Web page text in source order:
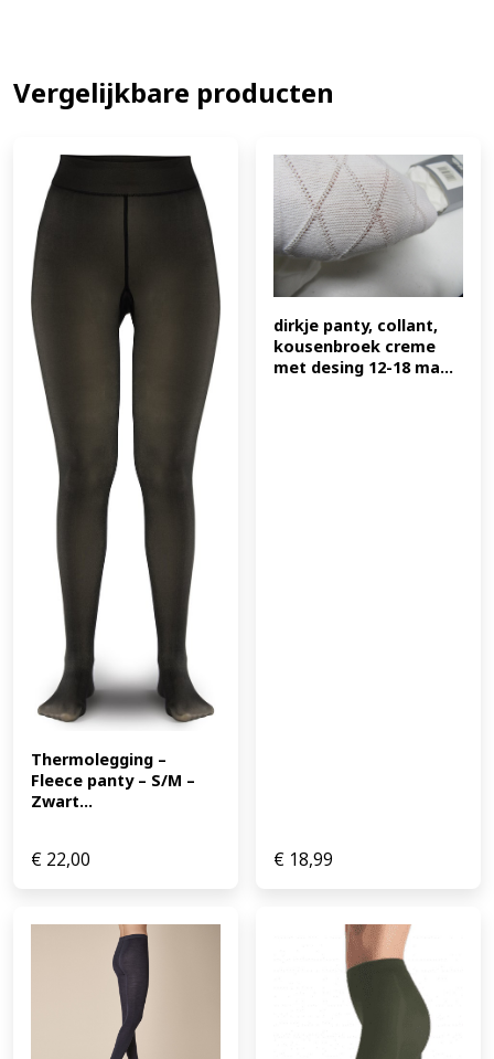
8682053855121)
Vergelijkbare producten
Thermolegging –
Fleece panty – S/M –
Zwart...
€ 22,00
dirkje panty, collant,
kousenbroek creme
met desing 12-18 ma...
€ 18,99